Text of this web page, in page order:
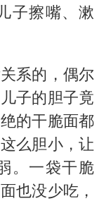
子擦嘴、漱
系的，偶尔
子的胆子竟
的干脆面都
么胆小，让
。一袋干脆
也没少吃，